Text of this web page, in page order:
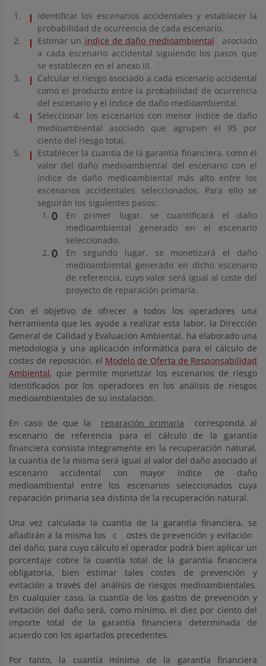
Identificar los escenarios accidentales y establecer la
probabilidad de ocurrencia de cada escenario.
Estimar un índice de daño medioambiental
asociado
a cada escenario accidental siguiendo los pasos que
se establecen en el anexo III.
Calcular el riesgo asociado a cada escenario accidental
como el producto entre la probabilidad de ocurrencia
del escenario y el índice de daño medioambiental.
Seleccionar los escenarios con menor índice de daño
medioambiental asociado que agrupen el 95 por
ciento del riesgo total.
Establecer la cuantía de la garantía financiera, como el
valor del daño medioambiental del escenario con el
índice de daño medioambiental más alto entre los
escenarios accidentales seleccionados. Para ello se
seguirán los siguientes pasos:
En primer lugar, se cuantificará el daño
medioambiental generado en el escenario
seleccionado.
En segundo lugar, se monetizará el daño
medioambiental generado en dicho escenario
de referencia, cuyo valor será igual al coste del
proyecto de reparación primaria.
Con el objetivo de ofrecer a todos los operadores una
herramienta que les ayude a realizar esta labor, la Dirección
General de Calidad y Evaluación Ambiental, ha elaborado una
metodología y una aplicación informática para el cálculo de
costes de reposición, el Modelo de Oferta de Responsabilidad
Ambiental, que permite monetizar los escenarios de riesgo
identificados por los operadores en los análisis de riesgos
medioambientales de su instalación.
En caso de que la reparación primaria
corresponda al
escenario de referencia para el cálculo de la garantía
financiera consista íntegramente en la recuperación natural,
la cuantía de la misma será igual al valor del daño asociado al
escenario accidental con mayor índice de daño
medioambiental entre los escenarios seleccionados cuya
reparación primaria sea distinta de la recuperación natural.
Una vez calculada la cuantía de la garantía financiera, se
añadirán a la misma los
c
ostes de prevención y evitación
del daño, para cuyo cálculo el operador podrá bien aplicar un
porcentaje cobre la cuantía total de la garantía financiera
obligatoria, bien estimar tales costes de prevención y
evitación a través del análisis de riesgos medioambientales.
En cualquier caso, la cuantía de los gastos de prevención y
evitación del daño será, como mínimo, el diez por ciento del
importe total de la garantía financiera determinada de
acuerdo con los apartados precedentes.
Por tanto, la cuantía mínima de la garantía financiera